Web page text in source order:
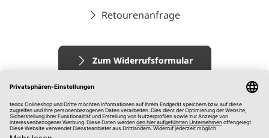
Retourenanfrage
Zum Widerrufsformular
Impressum
AGB